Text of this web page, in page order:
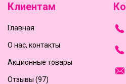
Клиентам
Главная
О нас, контакты
Акционные товары
Отзывы (97)